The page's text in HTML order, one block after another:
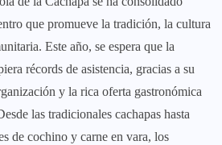
que promueve la tradición, la cultura
Este año, se espera que la
récords de asistencia, gracias a su
y la rica oferta gastronómica
las tradicionales cachapas hasta
de cochino y carne en vara, los